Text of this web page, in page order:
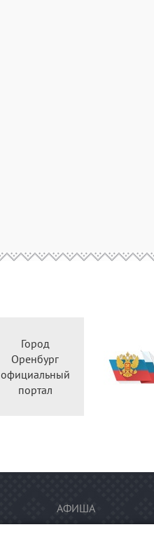
Город
Оренбург
официальный
портал
АФИША